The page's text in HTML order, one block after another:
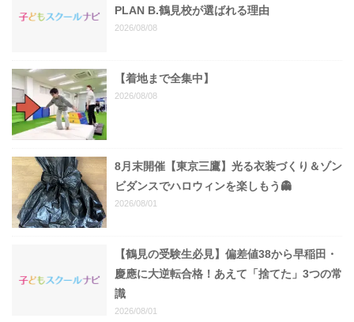
PLAN B.鶴見校が選ばれる理由
2026/08/08
【着地まで全集中】
2026/08/08
8月末開催【東京三鷹】光る衣装づくり＆ゾン
ビダンスでハロウィンを楽しもう👻
2026/08/01
【鶴見の受験生必見】偏差値38から早稲田・
慶應に大逆転合格！あえて「捨てた」3つの常
識
2026/08/01